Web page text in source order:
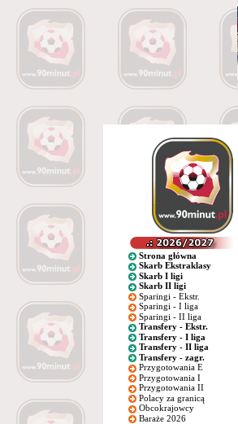
Strona główna
Skarb Ekstraklasy
Skarb I ligi
Skarb II ligi
Sparingi - Ekstr.
Sparingi - I liga
Sparingi - II liga
Transfery - Ekstr.
Transfery - I liga
Transfery - II liga
Transfery - zagr.
Przygotowania E
Przygotowania I
Przygotowania II
Polacy za granicą
Obcokrajowcy
Baraże 2026